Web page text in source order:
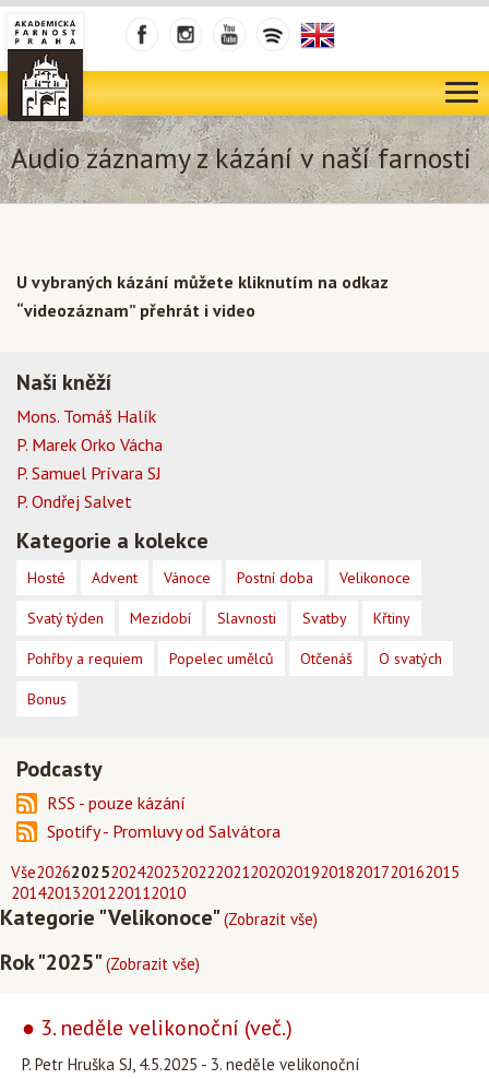
Audio záznamy z kázání v naší farnosti
Vše202620252024202320222021202020192018201720162015
20142013201220112010
Kategorie "Velikonoce"(Zobrazit vše)
Rok "2025"(Zobrazit vše)
● 3. neděle velikonoční (več.)
P. Petr Hruška SJ, 4.5.2025 - 3. neděle velikonoční
U vybraných kázání můžete kliknutím na odkaz
“videozáznam” přehrát i video
Naši kněží
Mons. Tomáš Halík
P. Marek Orko Vácha
P. Samuel Prívara SJ
P. Ondřej Salvet
Kategorie a kolekce
Hosté Advent Vánoce Postní doba Velikonoce
Svatý týden Mezidobí Slavnosti Svatby Křtiny
Pohřby a requiem Popelec umělců Otčenáš O svatých
Bonus
Podcasty
RSS - pouze kázání
Spotify - Promluvy od Salvátora